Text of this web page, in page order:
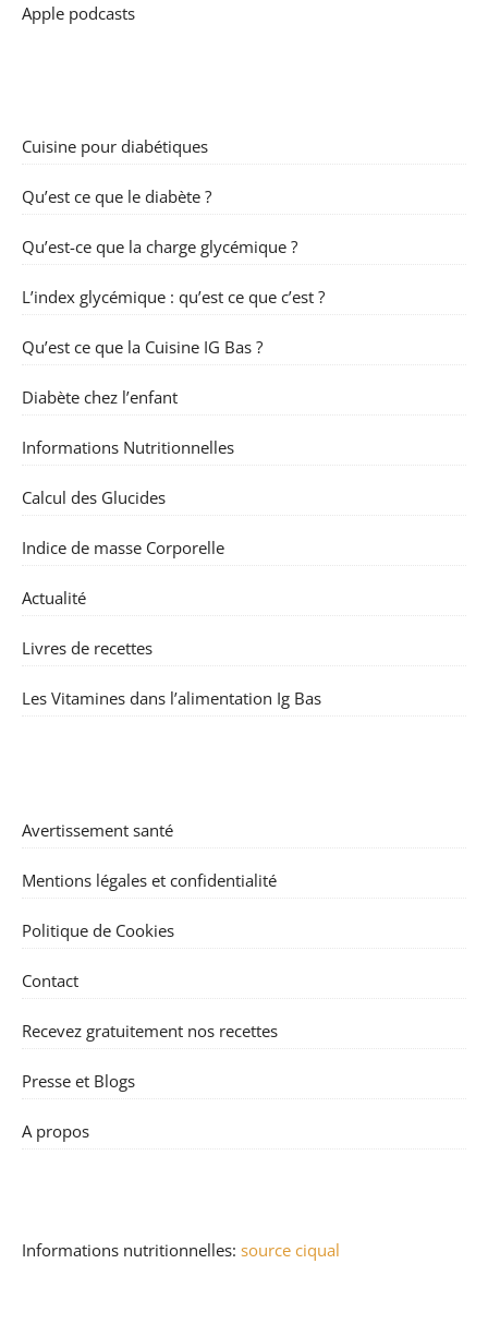
Apple podcasts
Cuisine pour diabétiques
Qu’est ce que le diabète ?
Qu’est-ce que la charge glycémique ?
L’index glycémique : qu’est ce que c’est ?
Qu’est ce que la Cuisine IG Bas ?
Diabète chez l’enfant
Informations Nutritionnelles
Calcul des Glucides
Indice de masse Corporelle
Actualité
Livres de recettes
Les Vitamines dans l’alimentation Ig Bas
Avertissement santé
Mentions légales et confidentialité
Politique de Cookies
Contact
Recevez gratuitement nos recettes
Presse et Blogs
A propos
Informations nutritionnelles: source ciqual